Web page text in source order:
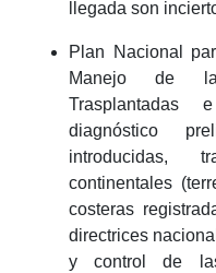
llegada son
Plan Nacional
Manejo de
Trasplantadas
diagnóstico
introducidas,
continentales
costeras
directrices
y control de